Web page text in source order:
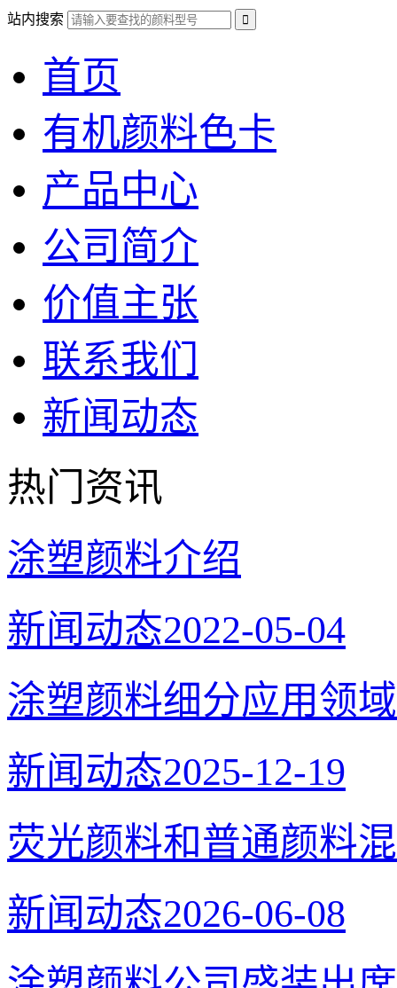
站内搜索
首页
有机颜料色卡
产品中心
公司简介
价值主张
联系我们
新闻动态
热门资讯
涂塑颜料介绍
新闻动态2022-05-04
涂塑颜料细分应用领域
新闻动态2025-12-19
荧光颜料和普通颜料
新闻动态2026-06-08